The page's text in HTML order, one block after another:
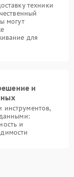
техники
могут
для
и
и